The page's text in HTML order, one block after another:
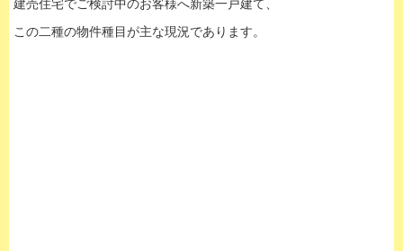
建売住宅でご検討中のお客様へ新築一戸建て、
この二種の物件種目が主な現況であります。